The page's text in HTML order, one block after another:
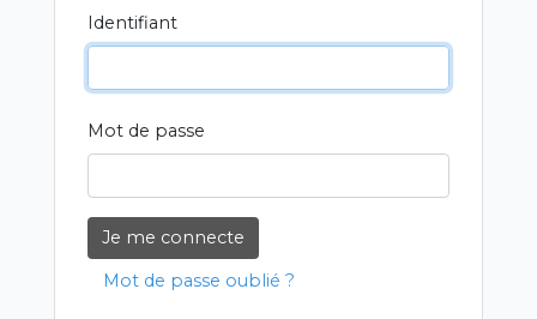
Identifiant
Mot de passe
Je me connecte
Mot de passe oublié ?